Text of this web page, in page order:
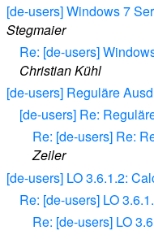
[de-users] Windows 7
Stegmaier
Re: [de-users]
Christian Kühl
[de-users] Reguläre
[de-users] Re:
Re: [de-users] Re:
Zeiler
[de-users] LO 3.6.1.2:
Re: [de-users] LO
Re: [de-users] LO